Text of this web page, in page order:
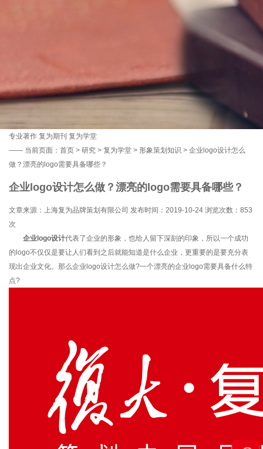
专业著作 复为期刊 复为学堂
—— 当前页面： 首页 > 研究 > 复为学堂 > 形象策划知识 > 企业logo设计怎么
做？漂亮的logo需要具备哪些？
企业logo设计怎么做？漂亮的logo需要具备哪些？
文章来源：上海复为品牌策划有限公司 发布时间：2019-10-24 浏览次数： 853
次
企业logo设计代表了企业的形象，也给人留下深刻的印象，所以一个成功
的logo不仅仅是要让人们看到之后就能知道是什么企业，更重要的是要充分表
现出企业文化。那么企业logo设计怎么做?一个漂亮的企业logo需要具备什么特
点?